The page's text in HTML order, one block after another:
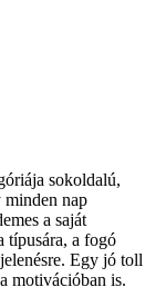
sokoldalú,
minden nap
a saját
típusára, a fogó
Egy jó toll
motivációban is.